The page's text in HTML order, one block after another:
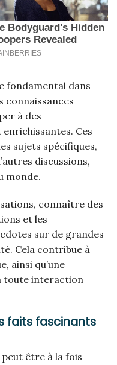
fondamental dans
connaissances
à des
Ces
sujets spécifiques,
discussions,
monde.
connaître des
et les
sur de grandes
Cela contribue à
ainsi qu’une
toute interaction
faits fascinants
être à la fois